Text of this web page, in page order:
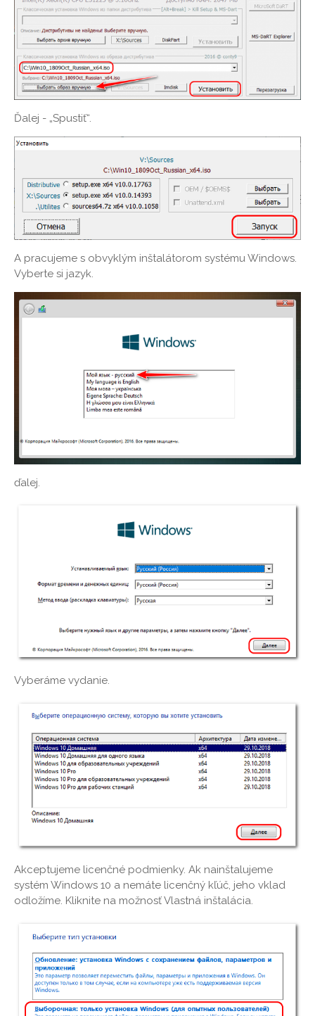
Ďalej - „Spustiť“.
A pracujeme s obvyklým inštalátorom systému Windows.
Vyberte si jazyk.
ďalej.
Vyberáme vydanie.
Akceptujeme licenčné podmienky. Ak nainštalujeme
systém Windows 10 a nemáte licenčný kľúč, jeho vklad
odložíme. Kliknite na možnosť Vlastná inštalácia.